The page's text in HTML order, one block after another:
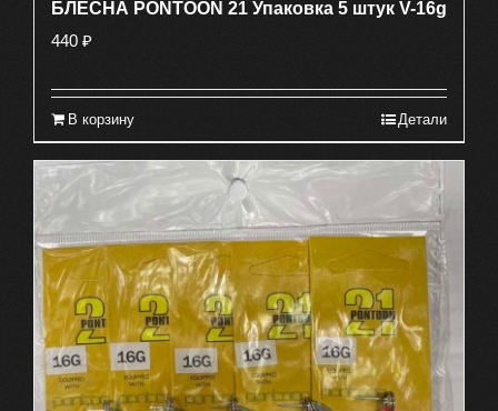
БЛЕСНА PONTOON 21 Упаковка 5 штук V-16g
440 ₽
В корзину Детали